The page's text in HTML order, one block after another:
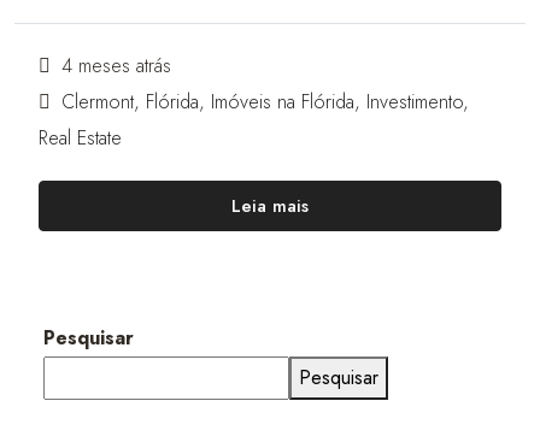
4 meses atrás
Clermont, Flórida, Imóveis na Flórida, Investimento,
Real Estate
Leia mais
Pesquisar
Pesquisar